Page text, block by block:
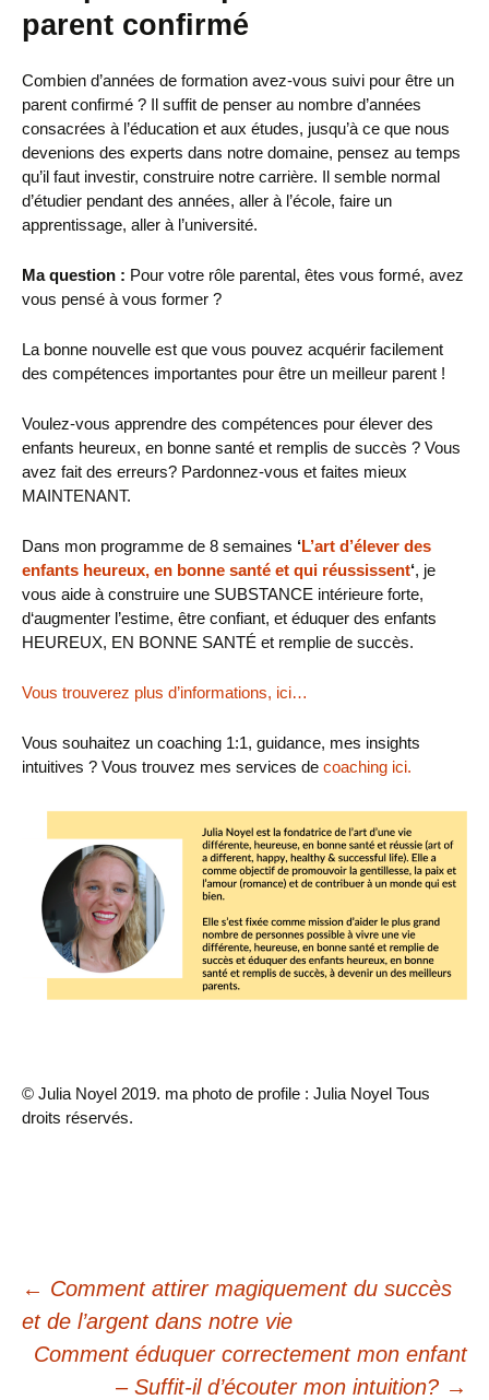
parent confirmé
Combien d’années de formation avez-vous suivi pour être un
parent confirmé ? Il suffit de penser au nombre d’années
consacrées à l’éducation et aux études, jusqu’à ce que nous
devenions des experts dans notre domaine, pensez au temps
qu’il faut investir, construire notre carrière. Il semble normal
d’étudier pendant des années, aller à l’école, faire un
apprentissage, aller à l’université.
Ma question : Pour votre rôle parental, êtes vous formé, avez
vous pensé à vous former ?
La bonne nouvelle est que vous pouvez acquérir facilement
des compétences importantes pour être un meilleur parent !
Voulez-vous apprendre des compétences pour élever des
enfants heureux, en bonne santé et remplis de succès ? Vous
avez fait des erreurs? Pardonnez-vous et faites mieux
MAINTENANT.
Dans mon programme de 8 semaines ‘L’art d’élever des
enfants heureux, en bonne santé et qui réussissent‘, je
vous aide à construire une SUBSTANCE intérieure forte,
d‘augmenter l’estime, être confiant, et éduquer des enfants
HEUREUX, EN BONNE SANTÉ et remplie de succès.
Vous trouverez plus d’informations, ici…
Vous souhaitez un coaching 1:1, guidance, mes insights
intuitives ? Vous trouvez mes services de coaching ici.
© Julia Noyel 2019. ma photo de profile : Julia Noyel Tous
droits réservés.
Navigation
des
← Comment attirer magiquement du succès
et de l’argent dans notre vie
Comment éduquer correctement mon enfant
– Suffit-il d’écouter mon intuition? →